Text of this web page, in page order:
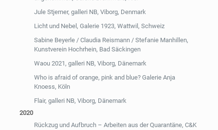
Jule Stjerner, galleri NB, Viborg, Denmark
Licht und Nebel, Galerie 1923, Wattwil, Schweiz
Sabine Beyerle / Claudia Reismann / Stefanie Manhillen,
Kunstverein Hochrhein, Bad Säckingen
Waou 2021, galleri NB, Viborg, Dänemark
Who is afraid of orange, pink and blue? Galerie Anja
Knoess, Köln
Flair, galleri NB, Viborg, Dänemark
2020
Rückzug und Aufbruch – Arbeiten aus der Quarantäne, C&K